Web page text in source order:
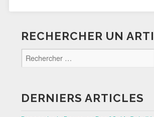
RECHERCHER UN
DERNIERS ARTICLES